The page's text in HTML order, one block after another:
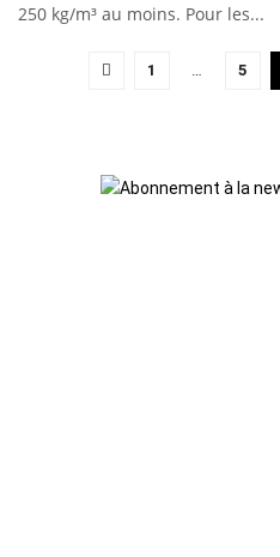
250 kg/m³ au moins. Pour les...
1 … 5